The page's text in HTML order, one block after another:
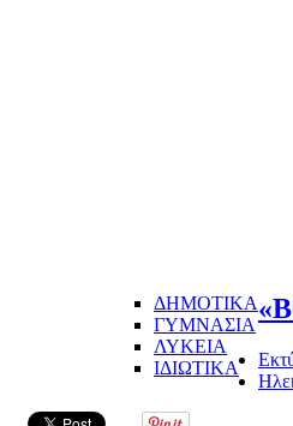
ΔΗΜΟΤΙΚΑ
ΓΥΜΝΑΣΙΑ
ΛΥΚΕΙΑ
ΙΔΙΩΤΙΚΑ